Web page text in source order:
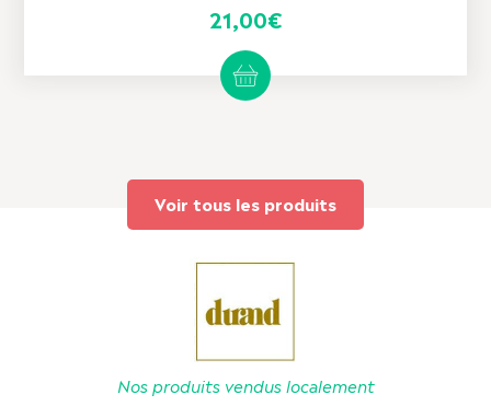
21,00€
Voir tous les produits
Nos produits vendus localement